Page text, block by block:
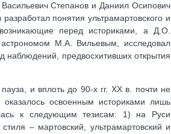
Степанов и Даниил Осипович
понятия ультрамартовского и
возникающие перед историками, а Д.О.
М.А. Вильевым, исследовал
наблюдений, предвосхитивших открытия
и вплоть до 90-х гг. ХХ в. почти не
освоенным историками лишь
к следующим тезисам: 1) на Руси
– мартовский, ультрамартовский и